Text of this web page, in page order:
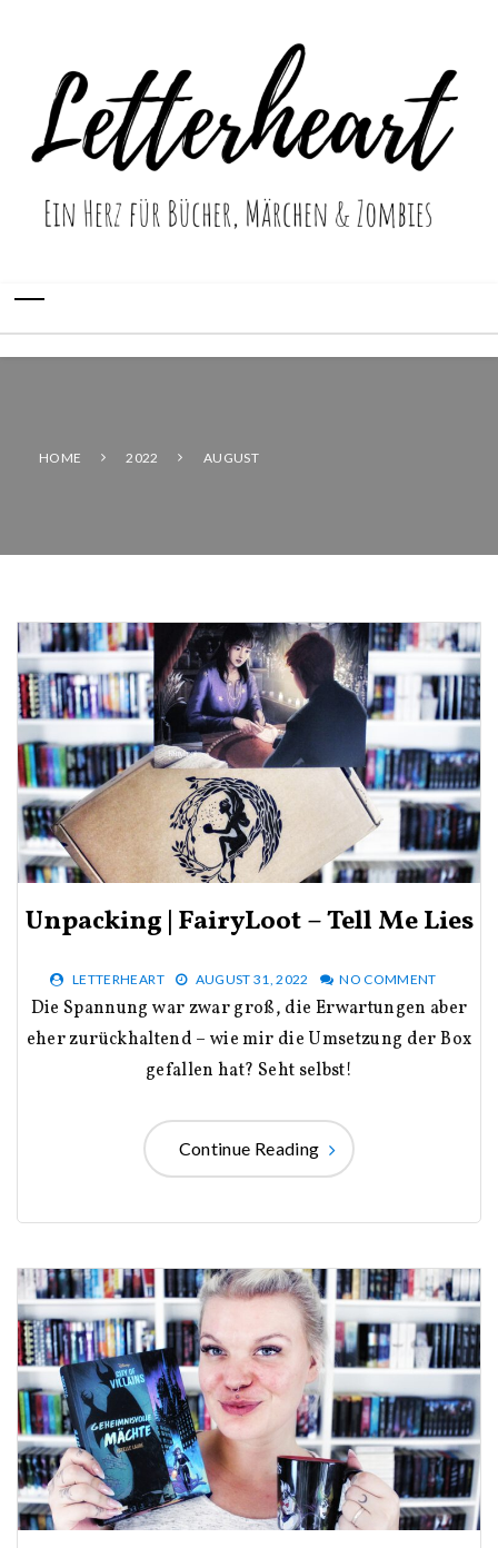
HOME 2022 AUGUST
Unpacking | FairyLoot – Tell Me Lies
LETTERHEART AUGUST 31, 2022 NO COMMENT
Die Spannung war zwar groß, die Erwartungen aber
eher zurückhaltend – wie mir die Umsetzung der Box
gefallen hat? Seht selbst!
Continue Reading